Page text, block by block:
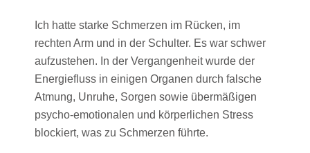
Ich hatte starke Schmerzen im Rücken, im
rechten Arm und in der Schulter. Es war schwer
aufzustehen. In der Vergangenheit wurde der
Energiefluss in einigen Organen durch falsche
Atmung, Unruhe, Sorgen sowie übermäßigen
psycho-emotionalen und körperlichen Stress
blockiert, was zu Schmerzen führte.